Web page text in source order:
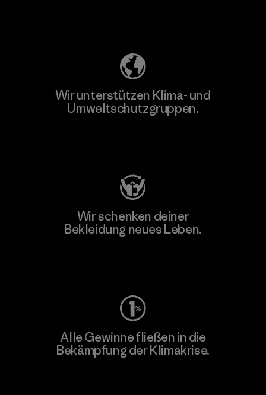
Wir unterstützen Klima- und
Umweltschutzgruppen.
Wir schenken deiner
Bekleidung neues Leben.
Alle Gewinne fließen in die
Bekämpfung der Klimakrise.